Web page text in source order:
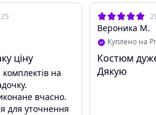
Ціна залежить від
Повседневный
от 1 комплекта,
ціну
на
вчасно.
для уточнення
Вероника М.
Куплено на
Костюм
Дякую